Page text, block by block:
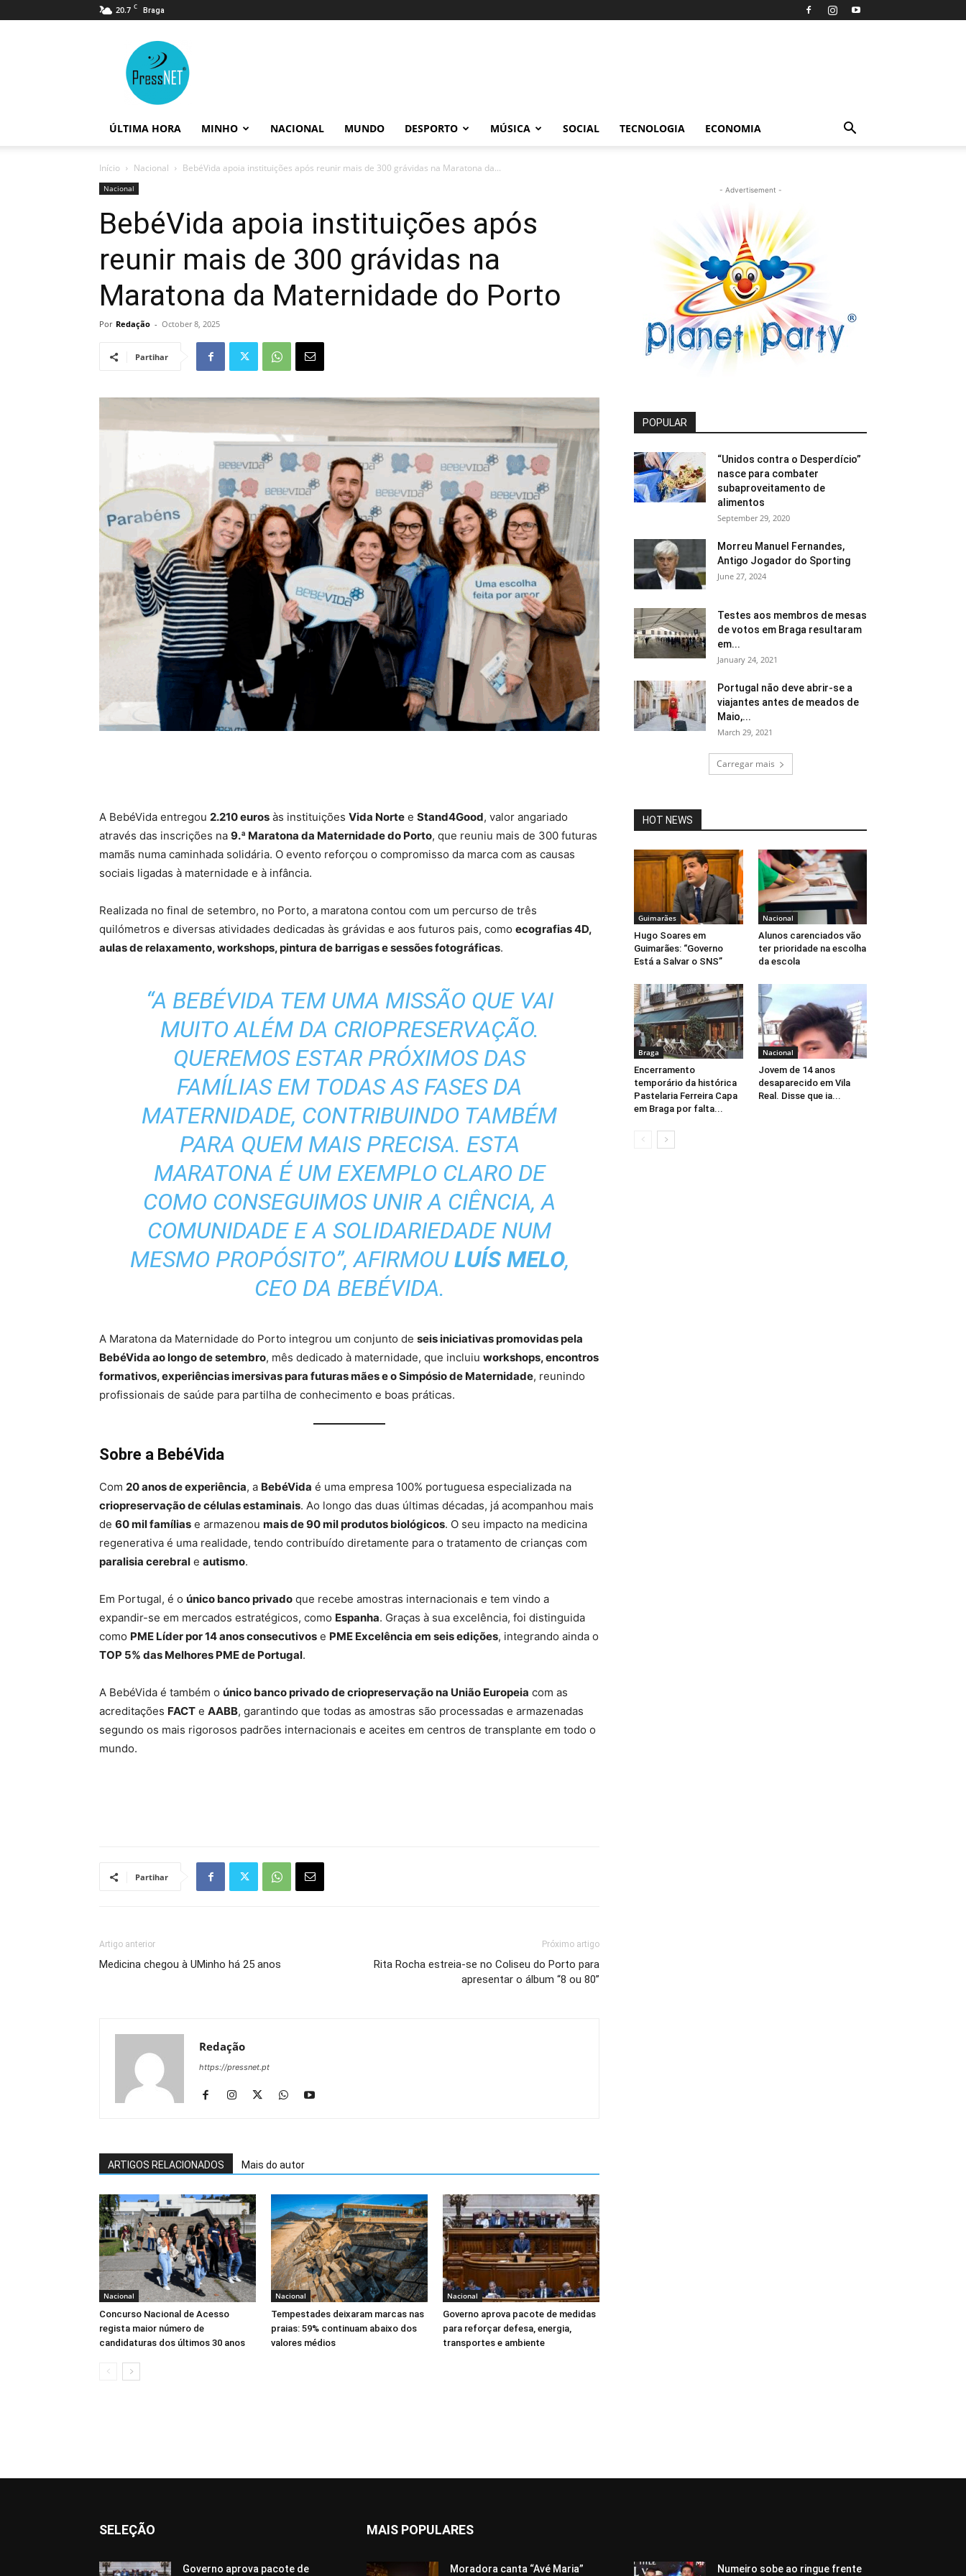
20.7 C Braga
ÚLTIMA HORA MINHO NACIONAL MUNDO DESPORTO MÚSICA SOCIAL TECNOLOGIA ECONOMIA
Início Nacional BebéVida apoia instituições após reunir mais de 300 grávidas na Maratona da...
Nacional
BebéVida apoia instituições após
reunir mais de 300 grávidas na
Maratona da Maternidade do Porto
Por Redação - October 8, 2025
Partihar
A BebéVida entregou 2.210 euros às instituições Vida Norte e Stand4Good, valor angariado
através das inscrições na 9.ª Maratona da Maternidade do Porto, que reuniu mais de 300 futuras
mamãs numa caminhada solidária. O evento reforçou o compromisso da marca com as causas
sociais ligadas à maternidade e à infância.
Realizada no final de setembro, no Porto, a maratona contou com um percurso de três
quilómetros e diversas atividades dedicadas às grávidas e aos futuros pais, como ecografias 4D,
aulas de relaxamento, workshops, pintura de barrigas e sessões fotográficas.
“A BEBÉVIDA TEM UMA MISSÃO QUE VAI
MUITO ALÉM DA CRIOPRESERVAÇÃO.
QUEREMOS ESTAR PRÓXIMOS DAS
FAMÍLIAS EM TODAS AS FASES DA
MATERNIDADE, CONTRIBUINDO TAMBÉM
PARA QUEM MAIS PRECISA. ESTA
MARATONA É UM EXEMPLO CLARO DE
COMO CONSEGUIMOS UNIR A CIÊNCIA, A
COMUNIDADE E A SOLIDARIEDADE NUM
MESMO PROPÓSITO”, AFIRMOULUÍS MELO,
CEO DA BEBÉVIDA.
A Maratona da Maternidade do Porto integrou um conjunto de seis iniciativas promovidas pela
BebéVida ao longo de setembro, mês dedicado à maternidade, que incluiu workshops, encontros
formativos, experiências imersivas para futuras mães e o Simpósio de Maternidade, reunindo
profissionais de saúde para partilha de conhecimento e boas práticas.
Sobre a BebéVida
Com 20 anos de experiência, a BebéVida é uma empresa 100% portuguesa especializada na
criopreservação de células estaminais. Ao longo das duas últimas décadas, já acompanhou mais
de 60 mil famílias e armazenou mais de 90 mil produtos biológicos. O seu impacto na medicina
regenerativa é uma realidade, tendo contribuído diretamente para o tratamento de crianças com
paralisia cerebral e autismo.
Em Portugal, é o único banco privado que recebe amostras internacionais e tem vindo a
expandir-se em mercados estratégicos, como Espanha. Graças à sua excelência, foi distinguida
como PME Líder por 14 anos consecutivos e PME Excelência em seis edições, integrando ainda o
TOP 5% das Melhores PME de Portugal.
A BebéVida é também o único banco privado de criopreservação na União Europeia com as
acreditações FACT e AABB, garantindo que todas as amostras são processadas e armazenadas
segundo os mais rigorosos padrões internacionais e aceites em centros de transplante em todo o
mundo.
Partihar
Artigo anterior
Medicina chegou à UMinho há 25 anos
Próximo artigo
Rita Rocha estreia-se no Coliseu do Porto para
apresentar o álbum “8 ou 80”
Redação
https://pressnet.pt
ARTIGOS RELACIONADOS Mais do autor
Nacional
Concurso Nacional de Acesso
regista maior número de
candidaturas dos últimos 30 anos
Nacional
Tempestades deixaram marcas nas
praias: 59% continuam abaixo dos
valores médios
Nacional
Governo aprova pacote de medidas
para reforçar defesa, energia,
transportes e ambiente
- Advertisement -
POPULAR
“Unidos contra o Desperdício”
nasce para combater
subaproveitamento de
alimentos
September 29, 2020
Morreu Manuel Fernandes,
Antigo Jogador do Sporting
June 27, 2024
Testes aos membros de mesas
de votos em Braga resultaram
em...
January 24, 2021
Portugal não deve abrir-se a
viajantes antes de meados de
Maio,...
March 29, 2021
Carregar mais
HOT NEWS
Guimarães
Hugo Soares em
Guimarães: “Governo
Está a Salvar o SNS”
Nacional
Alunos carenciados vão
ter prioridade na escolha
da escola
Braga
Encerramento
temporário da histórica
Pastelaria Ferreira Capa
em Braga por falta...
Nacional
Jovem de 14 anos
desaparecido em Vila
Real. Disse que ia...
SELEÇÃO
Governo aprova pacote de
MAIS POPULARES
Moradora canta “Avé Maria” Numeiro sobe ao ringue frente